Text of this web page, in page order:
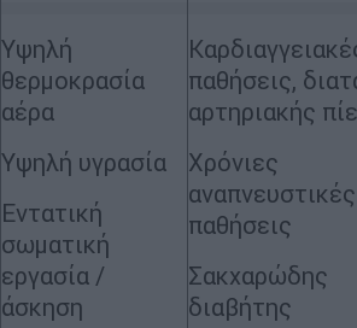
Υψηλή
θερμοκρασία
αέρα
Υψηλή υγρασία
Εντατική
σωματική
εργασία /
άσκηση
παθήσεις,
αρτηριακής
Χρόνιες
αναπνευστικές
παθήσεις
Σακχαρώδης
διαβήτης